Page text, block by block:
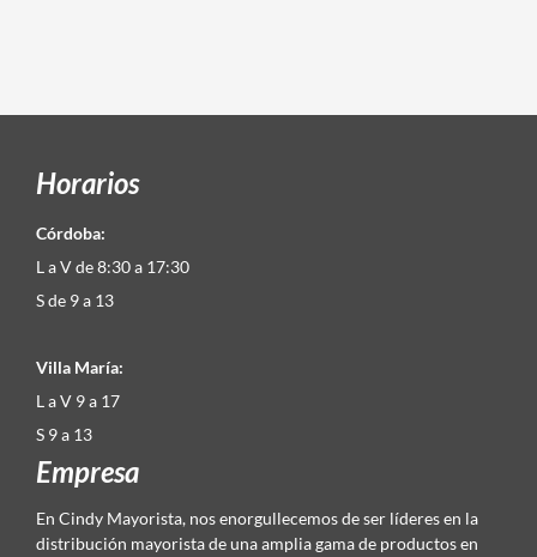
Horarios
Córdoba:
L a V de 8:30 a 17:30
S de 9 a 13
Villa María:
L a V 9 a 17
S 9 a 13
Empresa
En Cindy Mayorista, nos enorgullecemos de ser líderes en la
distribución mayorista de una amplia gama de productos en